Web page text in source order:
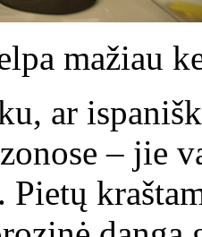
mažiau
ar
– jie
Pietų